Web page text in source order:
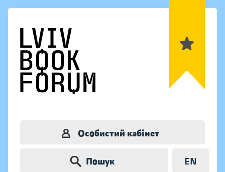
Особистий кабінет
Пошук EN